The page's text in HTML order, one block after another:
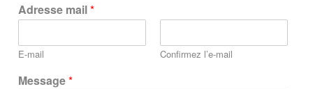
Adresse mail*
E-mail Confirmez l’e-mail
Message*